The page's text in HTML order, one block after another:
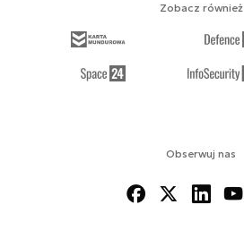
Obserwuj nas
Zobacz również